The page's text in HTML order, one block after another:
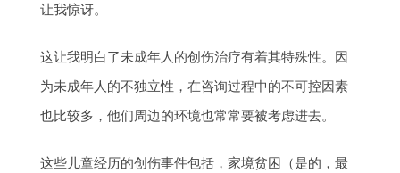
让我惊讶。
这让我明白了未成年人的创伤治疗有着其特殊性。因
为未成年人的不独立性，在咨询过程中的不可控因素
也比较多，他们周边的环境也常常要被考虑进去。
这些儿童经历的创伤事件包括，家境贫困（是的，最